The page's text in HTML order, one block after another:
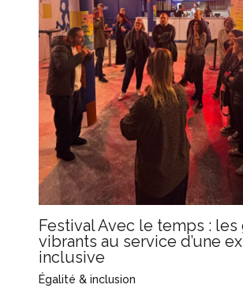
Festival Avec le temps :
vibrants au service d’une
inclusive
Égalité & inclusion